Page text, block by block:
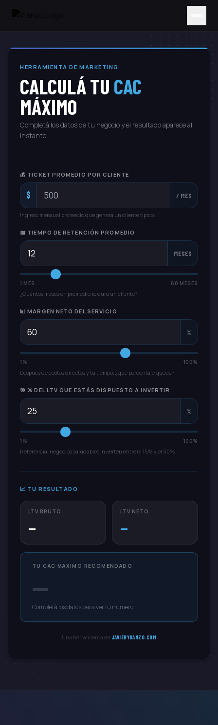
HERRAMIENTA DE MARKETING
CALCULÁ TU CAC
MÁXIMO
Completá los datos de tu negocio y el resultado aparece al
instante.
💰 TICKET PROMEDIO POR CLIENTE
$ / MES
Ingreso mensual promedio que genera un cliente típico.
📅 TIEMPO DE RETENCIÓN PROMEDIO
MESES
1 MES 60 MESES
¿Cuántos meses en promedio te dura un cliente?
📊 MARGEN NETO DEL SERVICIO
%
1% 100%
Después de costos directos y tu tiempo, ¿qué porcentaje queda?
🎯 % DEL LTV QUE ESTÁS DISPUESTO A INVERTIR
%
1% 100%
Referencia: negocios saludables invierten entre el 15% y el 30%.
📈 TU RESULTADO
LTV BRUTO
—
LTV NETO
—
TU CAC MÁXIMO RECOMENDADO
—
Completá los datos para ver tu número.
Una herramienta de JAVIERYRANZO.COM